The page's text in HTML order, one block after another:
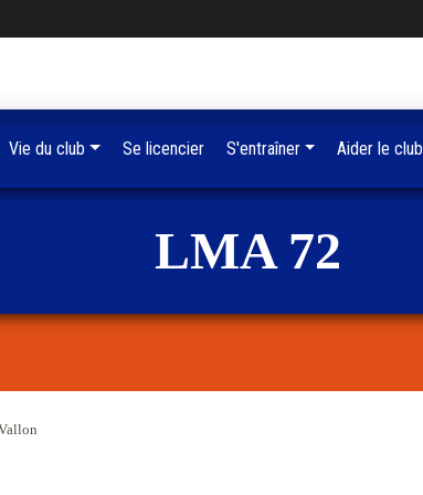
LMA 72
Vie du club Se licencier S'entraîner Aider le club